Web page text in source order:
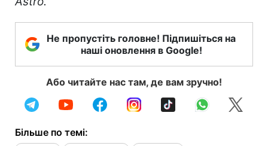
Не пропустіть головне! Підпишіться на
наші оновлення в Google!
Або читайте нас там, де вам зручно!
Більше по темі: